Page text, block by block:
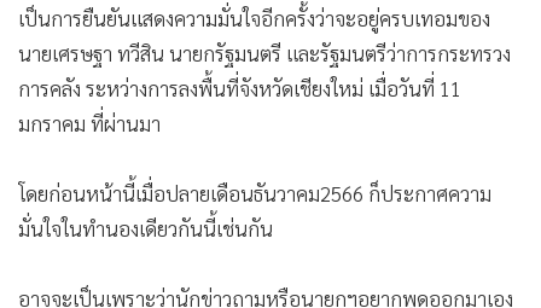
เป็นการยืนยันแสดงความมั่นใจอีกครั้งว่าจะอยู่ครบเทอมของ
นายเศรษฐา ทวีสิน นายกรัฐมนตรี และรัฐมนตรีว่าการกระทรวง
การคลัง ระหว่างการลงพื้นที่จังหวัดเชียงใหม่ เมื่อวันที่ 11
มกราคม ที่ผ่านมา
โดยก่อนหน้านี้เมื่อปลายเดือนธันวาคม2566 ก็ประกาศความ
มั่นใจในทำนองเดียวกันนี้เช่นกัน
อาจจะเป็นเพราะว่านักข่าวถามหรือนายกฯอยากพูดออกมาเอง